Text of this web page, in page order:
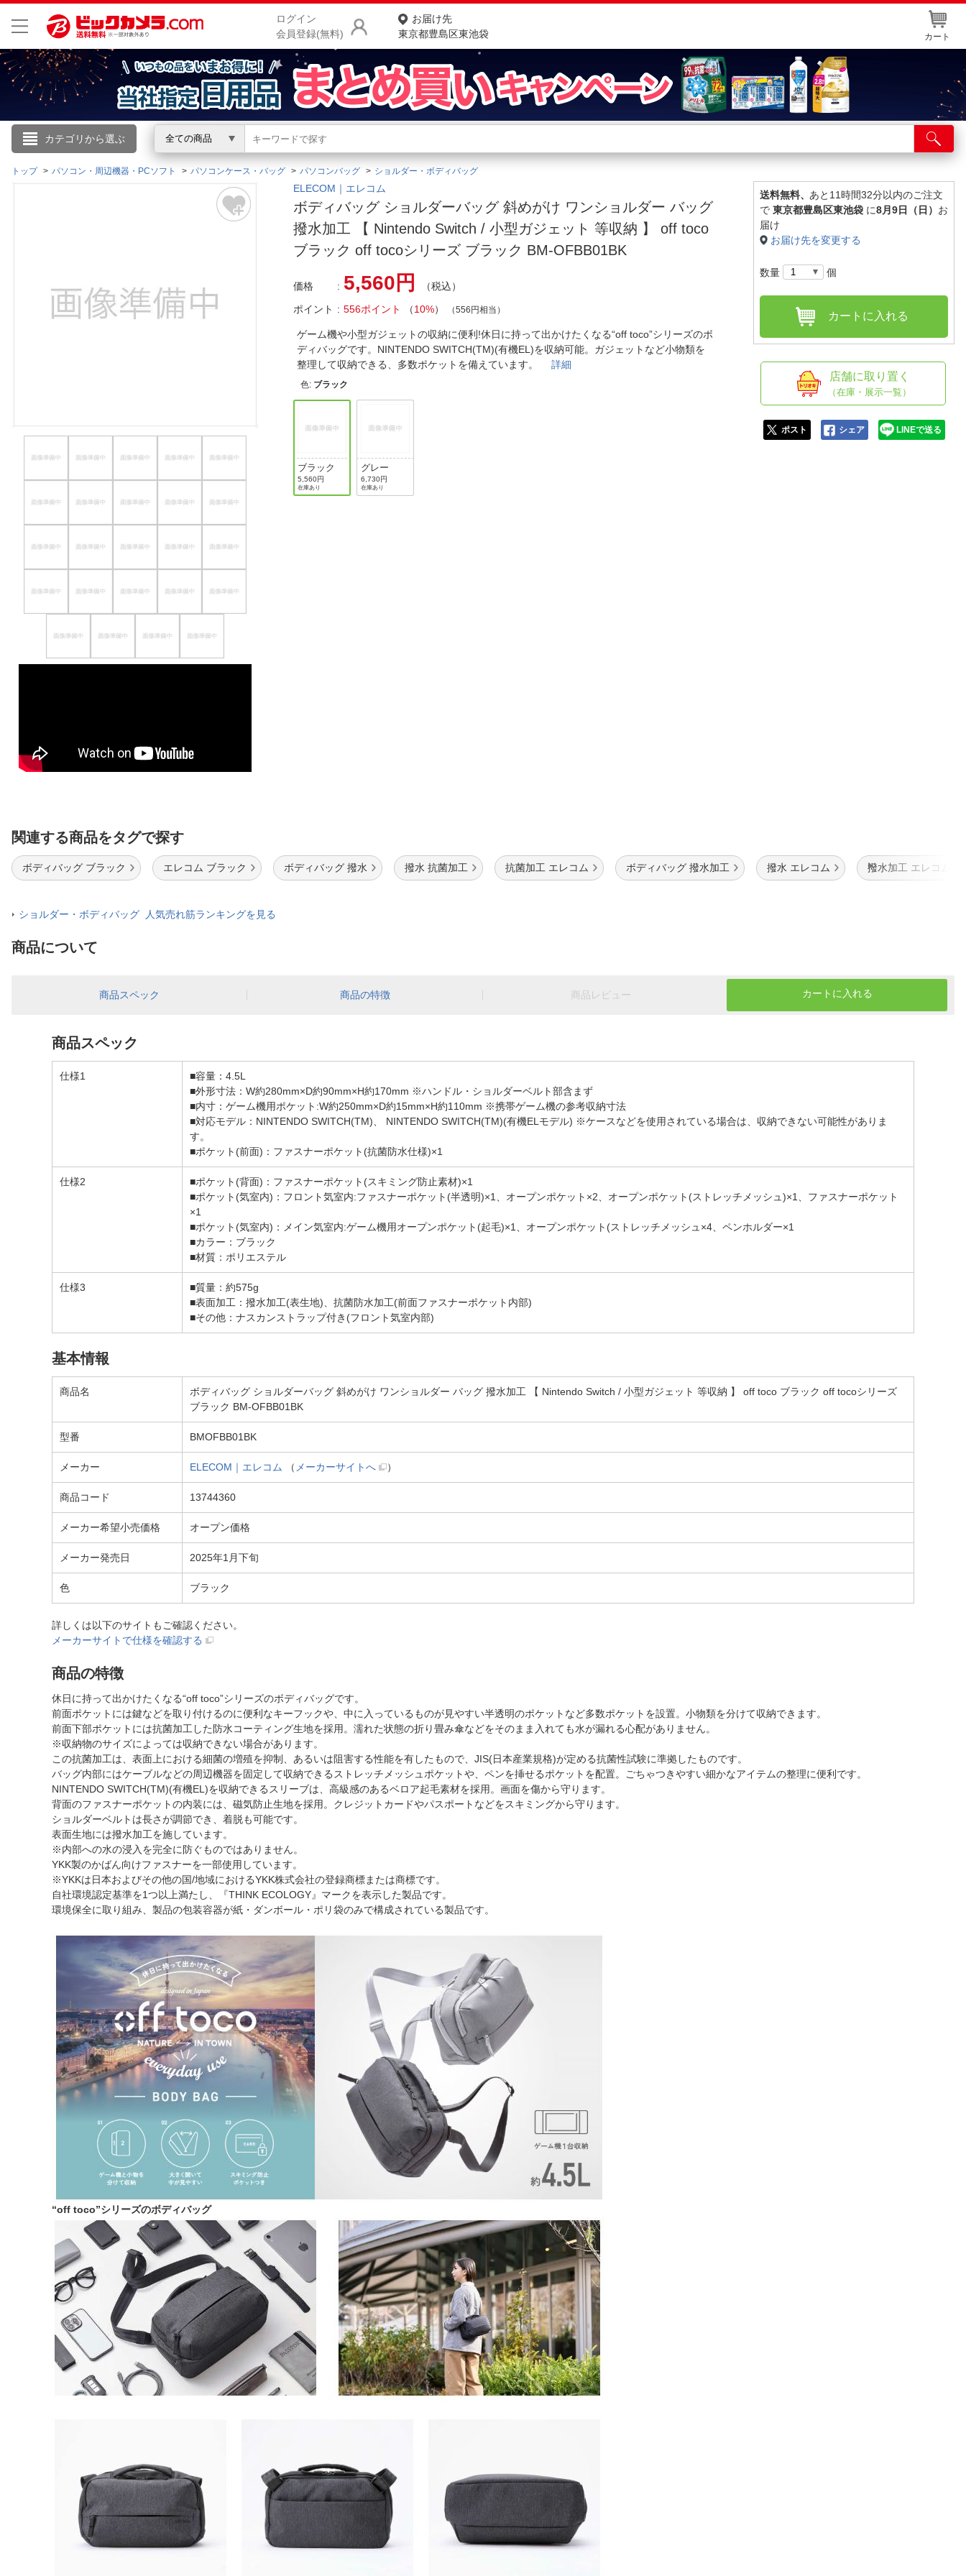
ログイン
会員登録(無料)
お届け先
東京都豊島区東池袋
カート
カテゴリから選ぶ 全ての商品
こんにちは
ログイン
閲覧履歴
商品をさがす
ランキングからさがす
カテゴリ一覧からさがす
ご利用ガイド
よくある質問・お問合せ
ご利用規約
店舗サービス
ネット取り置き
店舗情報・店舗一覧
IR情報
トップ パソコン・周辺機器・PCソフト パソコンケース・バッグ パソコンバッグ ショルダー・ボディバッグ
ELECOM｜エレコム
ボディバッグ ショルダーバッグ 斜めがけ ワンショルダー バッグ
撥水加工 【 Nintendo Switch / 小型ガジェット 等収納 】 off toco
ブラック off tocoシリーズ ブラック BM-OFBB01BK
価格 5,560円
（税込）
ポイント
556ポイント （10%） （556円相当）
ゲーム機や小型ガジェットの収納に便利!休日に持って出かけたくなる“off toco”シリーズのボ
ディバッグです。NINTENDO SWITCH(TM)(有機EL)を収納可能。ガジェットなど小物類を
整理して収納できる、多数ポケットを備えています。詳細
色: ブラック
ブラック
5,560円
在庫あり
グレー
6,730円
在庫あり
送料無料、 あと11時間32分以内のご注文
で 東京都豊島区東池袋 に8月9日（日） お
届け
お届け先を変更する
数量 個
カートに入れる
店舗に取り置く
（在庫・展示一覧）
ポスト シェア LINEで送る
関連する商品をタグで探す
ボディバッグ ブラック エレコム ブラック ボディバッグ 撥水 撥水 抗菌加工 抗菌加工 エレコム ボディバッグ 撥水加工 撥水 エレコム 撥水加工 エレコム
ショルダー・ボディバッグ 人気売れ筋ランキングを見る
商品について
カートに入れる
商品スペック 商品の特徴 商品レビュー
商品スペック
仕様1
■容量：4.5L
■外形寸法：W約280mm×D約90mm×H約170mm ※ハンドル・ショルダーベルト部含まず
■内寸：ゲーム機用ポケット:W約250mm×D約15mm×H約110mm ※携帯ゲーム機の参考収納寸法
■対応モデル：NINTENDO SWITCH(TM)、 NINTENDO SWITCH(TM)(有機ELモデル) ※ケースなどを使用されている場合は、収納できない可能性がありま
す。
■ポケット(前面)：ファスナーポケット(抗菌防水仕様)×1
仕様2
■ポケット(背面)：ファスナーポケット(スキミング防止素材)×1
■ポケット(気室内)：フロント気室内:ファスナーポケット(半透明)×1、オープンポケット×2、オープンポケット(ストレッチメッシュ)×1、ファスナーポケット
×1
■ポケット(気室内)：メイン気室内:ゲーム機用オープンポケット(起毛)×1、オープンポケット(ストレッチメッシュ×4、ペンホルダー×1
■カラー：ブラック
■材質：ポリエステル
仕様3
■質量：約575g
■表面加工：撥水加工(表生地)、抗菌防水加工(前面ファスナーポケット内部)
■その他：ナスカンストラップ付き(フロント気室内部)
基本情報
商品名
ボディバッグ ショルダーバッグ 斜めがけ ワンショルダー バッグ 撥水加工 【 Nintendo Switch / 小型ガジェット 等収納 】 off toco ブラック off tocoシリーズ
ブラック BM-OFBB01BK
型番 BMOFBB01BK
メーカー ELECOM｜エレコム （ メーカーサイトへ ）
商品コード 13744360
メーカー希望小売価格 オープン価格
メーカー発売日 2025年1月下旬
色 ブラック
詳しくは以下のサイトもご確認ください。
メーカーサイトで仕様を確認する
商品の特徴
休日に持って出かけたくなる“off toco”シリーズのボディバッグです。
前面ポケットには鍵などを取り付けるのに便利なキーフックや、中に入っているものが見やすい半透明のポケットなど多数ポケットを設置。小物類を分けて収納できます。
前面下部ポケットには抗菌加工した防水コーティング生地を採用。濡れた状態の折り畳み傘などをそのまま入れても水が漏れる心配がありません。
※収納物のサイズによっては収納できない場合があります。
この抗菌加工は、表面上における細菌の増殖を抑制、あるいは阻害する性能を有したもので、JIS(日本産業規格)が定める抗菌性試験に準拠したものです。
バッグ内部にはケーブルなどの周辺機器を固定して収納できるストレッチメッシュポケットや、ペンを挿せるポケットを配置。ごちゃつきやすい細かなアイテムの整理に便利です。
NINTENDO SWITCH(TM)(有機EL)を収納できるスリーブは、高級感のあるベロア起毛素材を採用。画面を傷から守ります。
背面のファスナーポケットの内装には、磁気防止生地を採用。クレジットカードやパスポートなどをスキミングから守ります。
ショルダーベルトは長さが調節でき、着脱も可能です。
表面生地には撥水加工を施しています。
※内部への水の浸入を完全に防ぐものではありません。
YKK製のかばん向けファスナーを一部使用しています。
※YKKは日本およびその他の国/地域におけるYKK株式会社の登録商標または商標です。
自社環境認定基準を1つ以上満たし、『THINK ECOLOGY』マークを表示した製品です。
環境保全に取り組み、製品の包装容器が紙・ダンボール・ポリ袋のみで構成されている製品です。
“off toco”シリーズのボディバッグ